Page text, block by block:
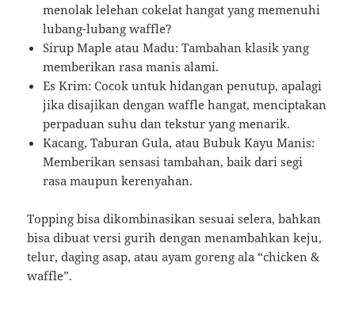
menolak lelehan cokelat hangat yang memenuhi
lubang-lubang waffle?
Sirup Maple atau Madu: Tambahan klasik yang
memberikan rasa manis alami.
Es Krim: Cocok untuk hidangan penutup, apalagi
jika disajikan dengan waffle hangat, menciptakan
perpaduan suhu dan tekstur yang menarik.
Kacang, Taburan Gula, atau Bubuk Kayu Manis:
Memberikan sensasi tambahan, baik dari segi
rasa maupun kerenyahan.
Topping bisa dikombinasikan sesuai selera, bahkan
bisa dibuat versi gurih dengan menambahkan keju,
telur, daging asap, atau ayam goreng ala “chicken &
waffle”.